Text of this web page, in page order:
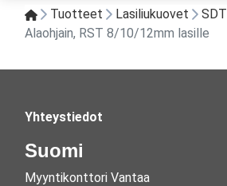
Tuotteet Lasiliukuovet
SDT
Alaohjain, RST 8/10/12mm lasille
Yhteystiedot
Suomi
Myyntikonttori Vantaa